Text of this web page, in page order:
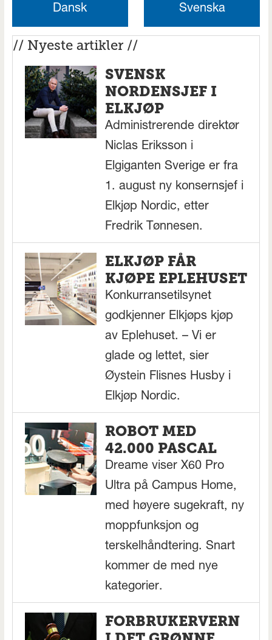
Dansk Svenska
// Nyeste artikler //
SVENSK
NORDENSJEF I
ELKJØP
Administrerende direktør
Niclas Eriksson i
Elgiganten Sverige er fra
1. august ny konsernsjef i
Elkjøp Nordic, etter
Fredrik Tønnesen.
ELKJØP FÅR
KJØPE EPLEHUSET
Konkurransetilsynet
godkjenner Elkjøps kjøp
av Eplehuset. – Vi er
glade og lettet, sier
Øystein Flisnes Husby i
Elkjøp Nordic.
ROBOT MED
42.000 PASCAL
Dreame viser X60 Pro
Ultra på Campus Home,
med høyere sugekraft, ny
moppfunksjon og
terskelhåndtering. Snart
kommer de med nye
kategorier.
FORBRUKERVERN